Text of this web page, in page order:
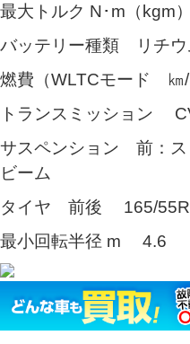
最大トルク N･m（
バッテリー種類 リチウ
燃費（WLTCモード
トランスミッション
サスペンション 前：
ビーム
タイヤ 前後 165/
最小回転半径 m 4.6